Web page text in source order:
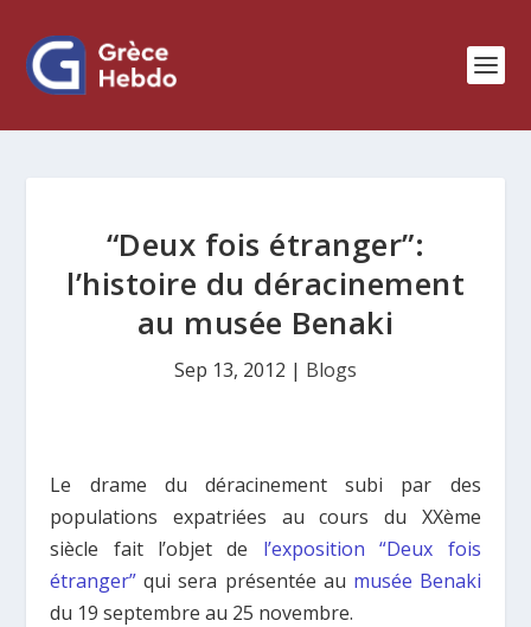
“Deux fois étranger”:
l’histoire du déracinement
au musée Benaki
Sep 13, 2012 | Blogs
Le drame du déracinement subi par des
populations expatriées au cours du XXème
siècle fait l’objet de l’exposition “Deux fois
étranger” qui sera présentée au musée Benaki
du 19 septembre au 25 novembre.